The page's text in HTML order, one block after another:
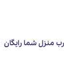
منزل شما رایگان